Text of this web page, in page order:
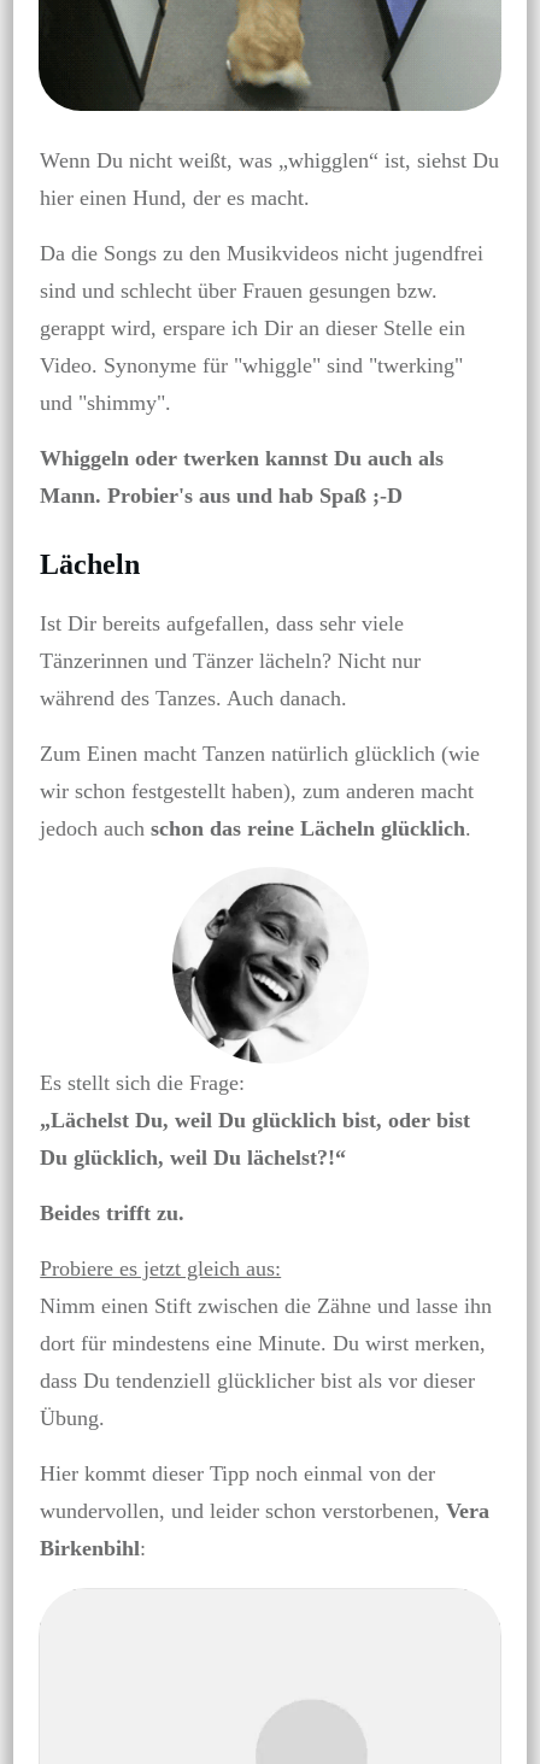
Wenn Du nicht weißt, was „whigglen“ ist, siehst Du
hier einen Hund, der es macht.
Da die Songs zu den Musikvideos nicht jugendfrei
sind und schlecht über Frauen gesungen bzw.
gerappt wird, erspare ich Dir an dieser Stelle ein
Video. Synonyme für "whiggle" sind "twerking"
und "shimmy".
Whiggeln oder twerken kannst Du auch als
Mann. Probier's aus und hab Spaß ;-D
Lächeln
Ist Dir bereits aufgefallen, dass sehr viele
Tänzerinnen und Tänzer lächeln? Nicht nur
während des Tanzes. Auch danach.
Zum Einen macht Tanzen natürlich glücklich (wie
wir schon festgestellt haben), zum anderen macht
jedoch auchschon das reine Lächeln glücklich.
Es stellt sich die Frage:
„Lächelst Du, weil Du glücklich bist, oder bist
Du glücklich, weil Du lächelst?!“
Beides trifft zu.
Probiere es jetzt gleich aus:
Nimm einen Stift zwischen die Zähne und lasse ihn
dort für mindestens eine Minute. Du wirst merken,
dass Du tendenziell glücklicher bist als vor dieser
Übung.
Hier kommt dieser Tipp noch einmal von der
wundervollen, und leider schon verstorbenen,Vera
Birkenbihl: